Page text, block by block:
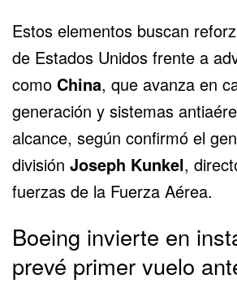
Estos elementos buscan
de Estados Unidos frente a
como China, que avanza en
generación y sistemas
alcance, según confirmó el
división Joseph Kunkel,
fuerzas de la Fuerza Aérea.
Boeing invierte en
prevé primer vuelo